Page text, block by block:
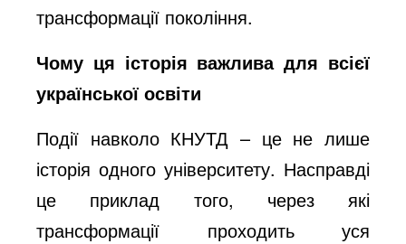
трансформації покоління.
Чому ця історія важлива для всієї
української освіти
Події навколо КНУТД – це не лише
історія одного університету. Насправді
це приклад того, через які
трансформації проходить уся